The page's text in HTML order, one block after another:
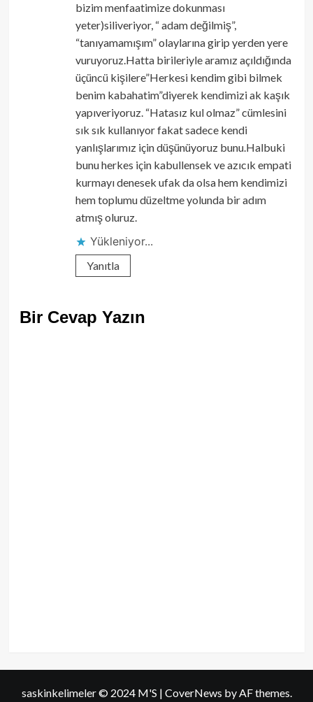
bizim menfaatimize dokunması
yeter)siliveriyor, “ adam değilmiş”,
“tanıyamamışım” olaylarına girip yerden yere
vuruyoruz.Hatta birileriyle aramız açıldığında
üçüncü kişilere”Herkesi kendim gibi bilmek
benim kabahatim”diyerek kendimizi ak kaşık
yapıveriyoruz. “Hatasız kul olmaz” cümlesini
sık sık kullanıyor fakat sadece kendi
yanlışlarımız için düşünüyoruz bunu.Halbuki
bunu herkes için kabullensek ve azıcık empati
kurmayı denesek ufak da olsa hem kendimizi
hem toplumu düzeltme yolunda bir adım
atmış oluruz.
Yükleniyor...
Yanıtla
Bir Cevap Yazın
saskinkelimeler © 2024 M'S | CoverNews by AF themes.